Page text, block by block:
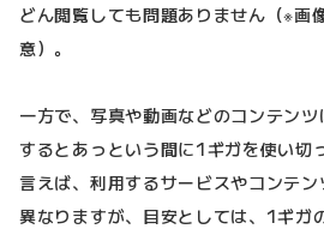
どん閲覧しても問題ありません（※画
意）。
一方で、写真や動画などのコンテン
するとあっという間に1ギガを使い切
言えば、利用するサービスやコンテ
異なりますが、目安としては、1ギガ